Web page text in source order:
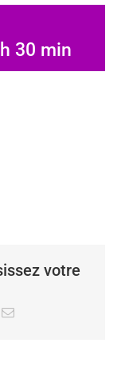
30 min
votre
Email